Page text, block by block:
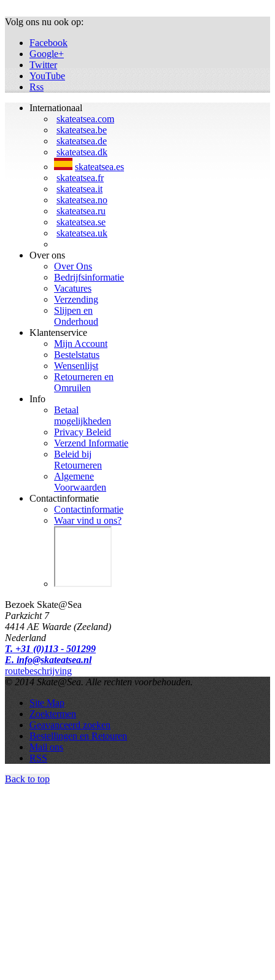
Volg ons nu ook op:
Facebook
Google+
Twitter
YouTube
Rss
Internationaal
skateatsea.com
skateatsea.be
skateatsea.de
skateatsea.dk
skateatsea.es
skateatsea.fr
skateatsea.it
skateatsea.no
skateatsea.ru
skateatsea.se
skateatsea.uk
Over ons
Over Ons
Bedrijfsinformatie
Vacatures
Verzending
Slijpen en
Onderhoud
Klantenservice
Mijn Account
Bestelstatus
Wensenlijst
Retourneren en
Omruilen
Info
Betaal
mogelijkheden
Privacy Beleid
Verzend Informatie
Beleid bij
Retourneren
Algemene
Voorwaarden
Contactinformatie
Contactinformatie
Waar vind u ons?
Bezoek Skate@Sea
Parkzicht 7
4414 AE Waarde (Zeeland)
Nederland
T. +31 (0)113 - 501299
E. info@skateatsea.nl
routebeschrijving
© 2014 Skate@Sea. Alle rechten voorbehouden.
Site Map
Zoektermen
Geavanceerd zoeken
Bestellingen en Retouren
Mail ons
RSS
Back to top